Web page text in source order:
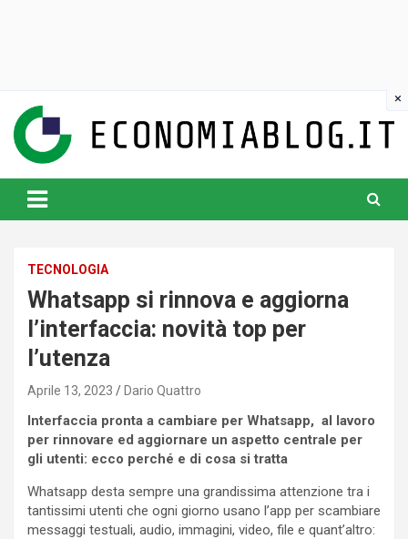
content
www.economiablog.it
TECNOLOGIA
Whatsapp si rinnova e aggiorna
l’interfaccia: novità top per
l’utenza
Aprile 13, 2023 Dario Quattro
Interfaccia pronta a cambiare per Whatsapp, al lavoro
per rinnovare ed aggiornare un aspetto centrale per
gli utenti: ecco perché e di cosa si tratta
Whatsapp desta sempre una grandissima attenzione tra i
tantissimi utenti che ogni giorno usano l’app per scambiare
messaggi testuali, audio, immagini, video, file e quant’altro: